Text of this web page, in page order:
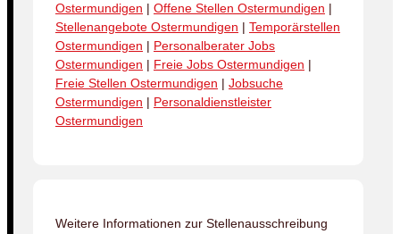
Ostermundigen | Offene Stellen Ostermundigen |
Stellenangebote Ostermundigen | Temporärstellen
Ostermundigen | Personalberater Jobs
Ostermundigen | Freie Jobs Ostermundigen |
Freie Stellen Ostermundigen | Jobsuche
Ostermundigen | Personaldienstleister
Ostermundigen
Weitere Informationen zur Stellenausschreibung